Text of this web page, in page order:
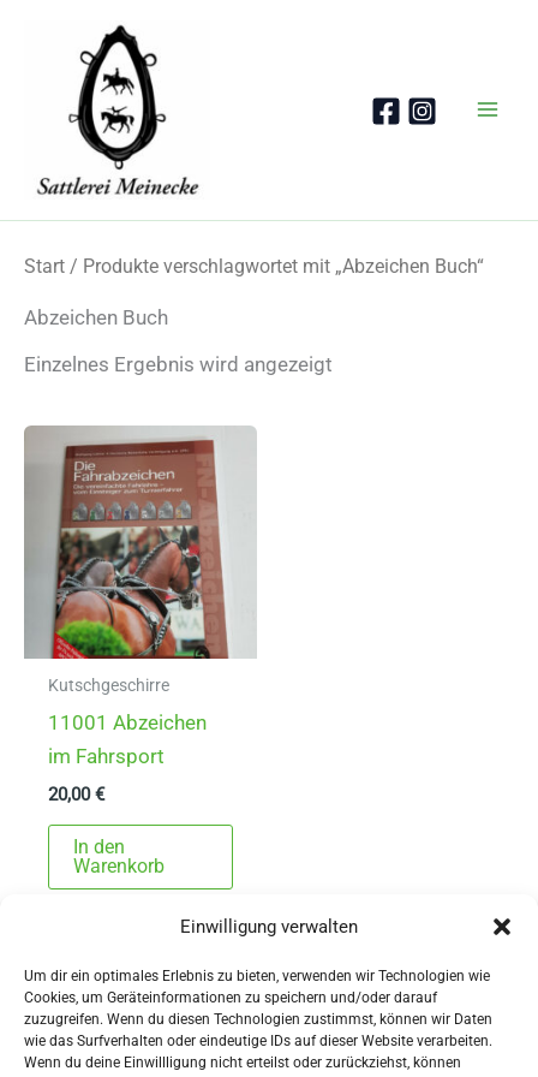
Einwilligung verwalten
Um dir ein optimales Erlebnis zu bieten, verwenden wir Technologien wie
Cookies, um Geräteinformationen zu speichern und/oder darauf
zuzugreifen. Wenn du diesen Technologien zustimmst, können wir Daten
wie das Surfverhalten oder eindeutige IDs auf dieser Website verarbeiten.
Wenn du deine Einwillligung nicht erteilst oder zurückziehst, können
Start / Produkte verschlagwortet mit „Abzeichen Buch“
Abzeichen Buch
Einzelnes Ergebnis wird angezeigt
Kutschgeschirre
11001 Abzeichen
im Fahrsport
20,00€
In den
Warenkorb